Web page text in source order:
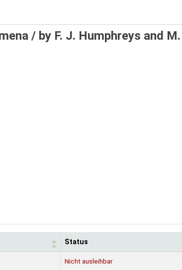
/ by F. J. Humphreys and M.
Status
Nicht ausleihbar